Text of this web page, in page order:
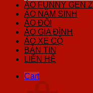
ÁO FUNNY GEN Z
ÁO NĂM SINH
ÁO ĐÔI
ÁO GIA ĐÌNH
ÁO XE CỘ
BẢN TIN
LIÊN HỆ
Cart